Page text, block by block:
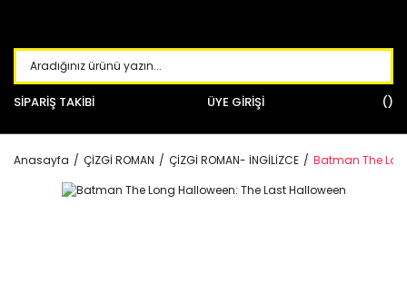
SİPARİŞ TAKİBİ ÜYE GİRİŞİ
Anasayfa ÇİZGİ ROMAN ÇİZGİ ROMAN- İNGİLİZCE Batman The